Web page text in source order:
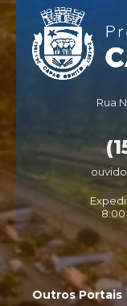
Rua
8:00
Outros Portais